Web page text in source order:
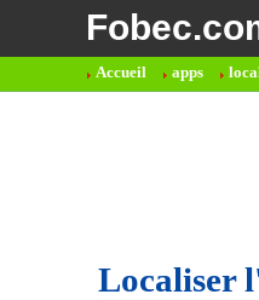
Accueil apps
Localiser